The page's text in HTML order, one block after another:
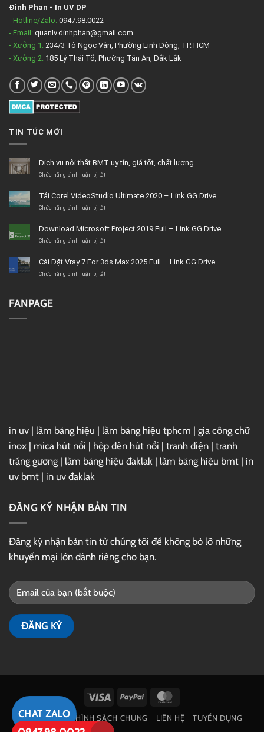
CHAT ZALO
Đinh Phan - In UV DP
- Hotline/Zalo: 0947.98.0022
- Email: quanlv.dinhphan@gmail.com
- Xưởng 1: 234/3 Tô Ngọc Vân, Phường Linh Đông, TP. HCM
- Xưởng 2: 185 Lý Thái Tổ, Phường Tân An, Đắk Lắk
TIN TỨC MỚI
Dịch vụ nội thất BMT uy tín, giá tốt, chất lượng
Chức năng bình luận bị tắtở
nội
thất
tín,
giá
lượng
Tải Corel VideoStudio Ultimate 2020 – Link GG Drive
Chức năng bình luận bị tắtở
VideoStudio
Ultimate
Link
GG
Download Microsoft Project 2019 Full – Link GG Drive
Chức năng bình luận bị tắtở
Project
2019
Cài Đặt Vray 7 For 3ds Max 2025 Full – Link GG Drive
Chức năng bình luận bị tắtở
FANPAGE
in uv | làm bảng hiệu | làm bảng hiệu tphcm | gia công chữ
inox | mica hút nổi | hộp đèn hút nổi | tranh điện | tranh
tráng gương | làm bảng hiệu đaklak | làm bảng hiệu bmt | in
uv bmt | in uv đaklak
ĐĂNG KÝ NHẬN BẢN TIN
Đăng ký nhận bản tin từ chúng tôi để không bỏ lỡ những
khuyến mại lớn dành riêng cho bạn.
Visa PayPal
GIỚI THIỆU CHÍNH SÁCH CHUNG LIÊN HỆ TUYỂN DỤNG